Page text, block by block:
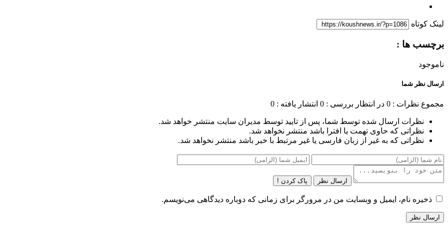
لینک کوتاه
برچسب ها :
ناموجود
ارسال نظر شما
مجموع نظرات : 0 در انتظار بررسی : 0 انتشار یافته : 0
نظرات ارسال شده توسط شما، پس از تایید توسط مدیران سایت منتشر خواهد شد.
نظراتی که حاوی تهمت یا افترا باشد منتشر نخواهد شد.
نظراتی که به غیر از زبان فارسی یا غیر مرتبط با خبر باشد منتشر نخواهد شد.
ارسال نظر پاک کردن !
ذخیره نام، ایمیل و وبسایت من در مرورگر برای زمانی که دوباره دیدگاهی می‌نویسم.